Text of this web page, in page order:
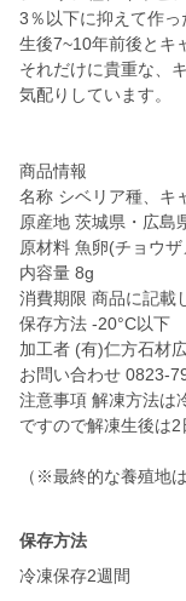
3％以下に抑えて作っ
生後7~10年前後とキ
それだけに貴重な、
気配りしています。
商品情報
名称 シベリア種、キ
原産地 茨城県・広島
原材料 魚卵(チョウ
内容量 8g
消費期限 商品に記載
保存方法 -20°C以下
加工者 (有)仁方石材
お問い合わせ 0823-
注意事項 解凍方法は
ですので解凍生後は2
保存方法
冷凍保存2週間